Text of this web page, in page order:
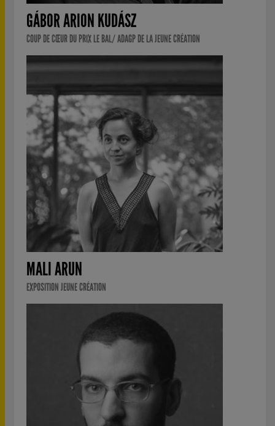
GÁBOR ARION KUDÁSZ
COUP DE CŒUR DU PRIX LE BAL/ ADAGP DE LA JEUNE CRÉATION
MALI ARUN
EXPOSITION JEUNE CRÉATION